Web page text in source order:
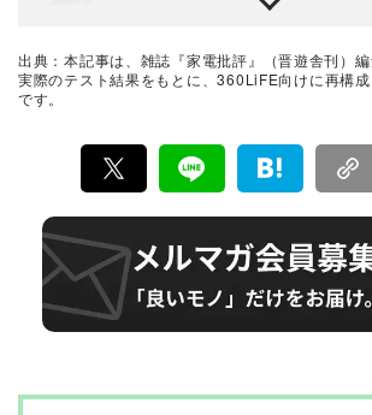
デジタルカメラ黎明期から専門誌に
タルカメラ系ムックにも寄稿。
家電批評編集部
『家電批評』編集部所属。大阪芸大
人。大好きなゲームの知識を活かし
トを愛と熱意で徹底検証。体メンテ
関連家電の比較検証にもチャレンジ
家電批評編集部
『家電批評』は2009年11月創刊の月
発行している雑誌および家電専門情
ディア。あらゆる家電製品にまつわ
なっていること」を深く掘り下げ、
れることなく製品の本質的な性能を
出典：本記事は、雑誌『家電批評』（晋遊舎刊）
実際のテスト結果をもとに、360LiFE向けに再構
です。